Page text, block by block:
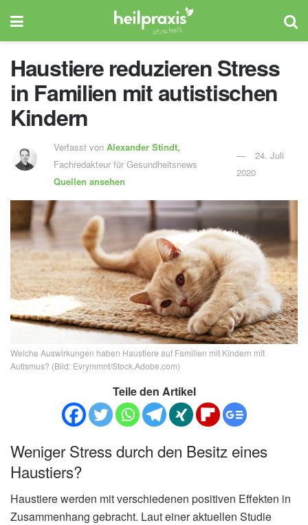
Haustiere reduzieren Stress
in Familien mit autistischen
Kindern
Verfasst vonAlexander Stindt,
Fachredakteur für Gesundheitsnews
Quellen ansehen
24. Juli
2020
Welche Auswirkungen haben Haustiere auf Familien mit Kindern mit
Autismus? (Bild: Evrymmnt/Stock.Adobe.com)
Teile den Artikel
Weniger Stress durch den Besitz eines
Haustiers?
Haustiere werden mit verschiedenen positiven Effekten in
Zusammenhang gebracht. Laut einer aktuellen Studie